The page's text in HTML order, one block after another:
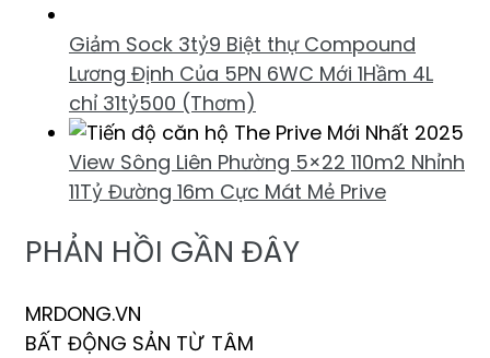
Giảm Sock 3tỷ9 Biệt thự Compound
Lương Định Của 5PN 6WC Mới 1Hầm 4L
chỉ 31tỷ500 (Thơm)
View Sông Liên Phường 5×22 110m2 Nhỉnh
11Tỷ Đường 16m Cực Mát Mẻ Prive
PHẢN HỒI GẦN ĐÂY
MRDONG.VN
BẤT ĐỘNG SẢN TỪ TÂM